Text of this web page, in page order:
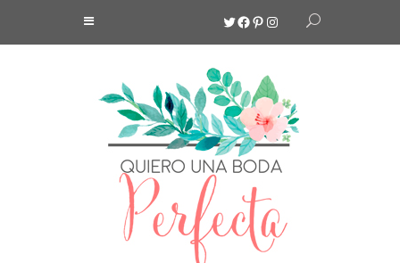
Twitter
Facebook
Pinterest
Instagram